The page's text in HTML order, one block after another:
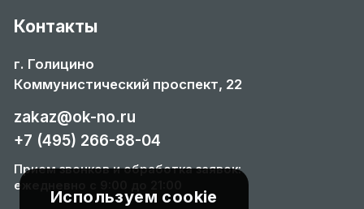
Используем cookie
Контакты
г. Голицино
Коммунистический проспект, 22
zakaz@ok-no.ru
+7 (495) 266-88-04
Прием звонков и обработка заявок:
ежедневно с 9:00 до 21:00